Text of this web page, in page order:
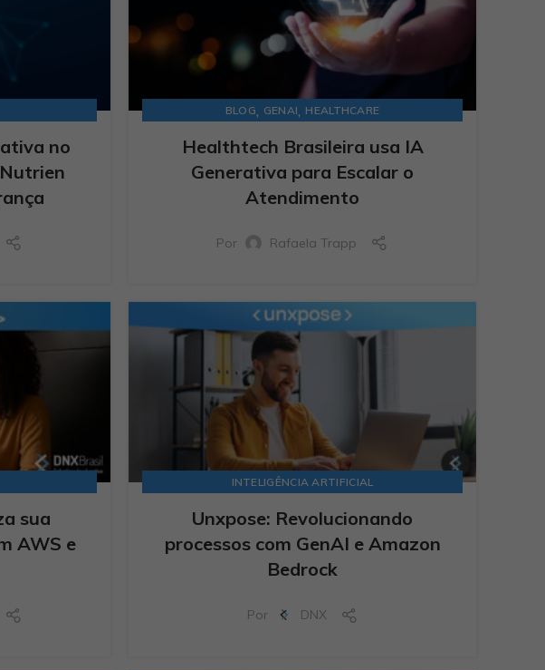
no
BLOG, GENAI, HEALTHCARE
Healthtech Brasileira usa IA
Generativa para Escalar o
Atendimento
Por Rafaela Trapp
sua
AWS e
INTELIGÊNCIA ARTIFICIAL
Unxpose: Revolucionando
processos com GenAI e Amazon
Bedrock
Por DNX